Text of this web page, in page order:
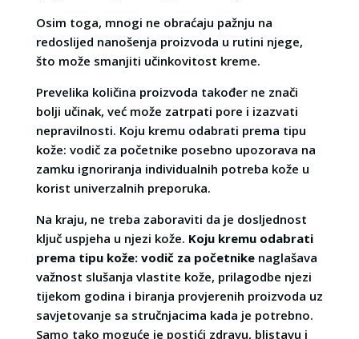
Osim toga, mnogi ne obraćaju pažnju na
redoslijed nanošenja proizvoda u rutini njege,
što može smanjiti učinkovitost kreme.
Prevelika količina proizvoda također ne znači
bolji učinak, već može zatrpati pore i izazvati
nepravilnosti. Koju kremu odabrati prema tipu
kože: vodič za početnike posebno upozorava na
zamku ignoriranja individualnih potreba kože u
korist univerzalnih preporuka.
Na kraju, ne treba zaboraviti da je dosljednost
ključ uspjeha u njezi kože. Koju kremu odabrati
prema tipu kože: vodič za početnikenaglašava
važnost slušanja vlastite kože, prilagodbe njezi
tijekom godina i biranja provjerenih proizvoda uz
savjetovanje sa stručnjacima kada je potrebno.
Samo tako moguće je postići zdravu, blistavu i